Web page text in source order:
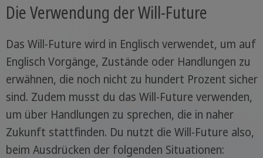
Die Verwendung der Will-Future
Das Will-Future wird in Englisch verwendet, um auf
Englisch Vorgänge, Zustände oder Handlungen zu
erwähnen, die noch nicht zu hundert Prozent sicher
sind. Zudem musst du das Will-Future verwenden,
um über Handlungen zu sprechen, die in naher
Zukunft stattfinden. Du nutzt die Will-Future also,
beim Ausdrücken der folgenden Situationen: